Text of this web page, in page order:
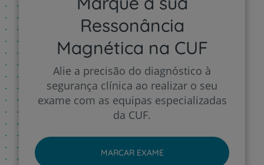
Ressonância
Magnética na CUF
Alie a precisão do diagnóstico à
segurança clínica ao realizar o seu
exame com as equipas especializadas
da CUF.
MARCAR EXAME